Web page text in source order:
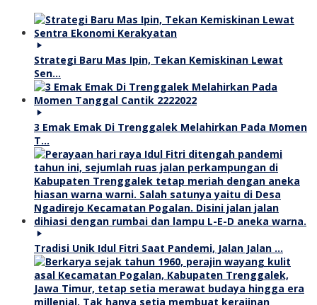
Strategi Baru Mas Ipin, Tekan Kemiskinan Lewat
Sen…
3 Emak Emak Di Trenggalek Melahirkan Pada Momen
T…
Tradisi Unik Idul Fitri Saat Pandemi, Jalan Jalan …